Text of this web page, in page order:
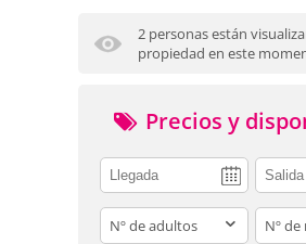
2 personas están
propiedad en este
Precios y
adults